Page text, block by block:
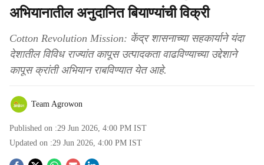
अभियानातील अनुदानित बियाण्यांची विक्री
Cotton Revolution Mission: केंद्र शासनाच्या सहकार्याने यंदा
देशातील विविध राज्यांत कापूस उत्पादकता वाढविण्याच्या उद्देशाने
कापूस क्रांती अभियान राबविण्यात येत आहे.
Team Agrowon
Published on :29 Jun 2026, 4:00 PM IST
Updated on :29 Jun 2026, 4:00 PM IST